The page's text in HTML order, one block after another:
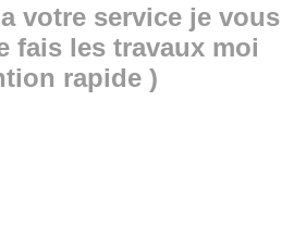
votre service je vous
fais les travaux moi
rapide )